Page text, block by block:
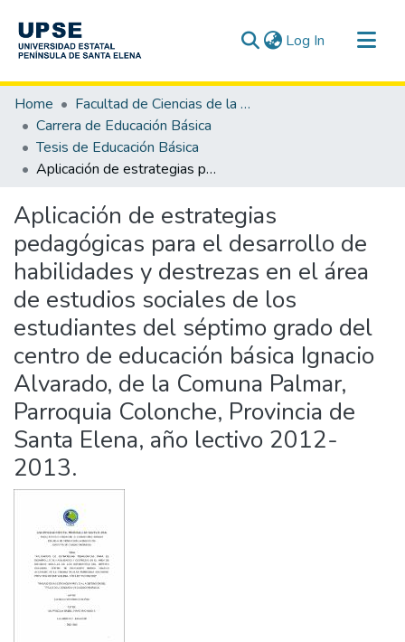
Log In (current)
Communities & Collections
All of DSpace
Statistics
Home
Facultad de Ciencias de la Educación e Idiomas
Carrera de Educación Básica
Tesis de Educación Básica
Aplicación de estrategias pedagógicas para el desarrollo de habilidades y destrezas en el área de estudios sociales de los estudiantes del séptimo grado del centro de educación básica Ignacio Alvarado, de la Comuna Palmar, Parroquia Colonche, Provincia de Santa Elena, año lectivo 2012-2013.
Aplicación de estrategias
pedagógicas para el desarrollo de
habilidades y destrezas en el área
de estudios sociales de los
estudiantes del séptimo grado del
centro de educación básica Ignacio
Alvarado, de la Comuna Palmar,
Parroquia Colonche, Provincia de
Santa Elena, año lectivo 2012-
2013.